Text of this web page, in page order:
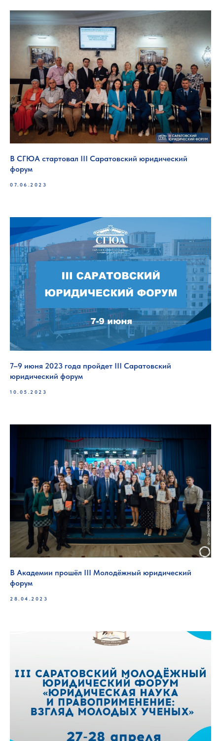
В СГЮА стартовал III Саратовский юридический
форум
07.06.2023
7–9 июня 2023 года пройдет III Саратовский
юридический форум
10.05.2023
В Академии прошёл III Молодёжный юридический
форум
28.04.2023